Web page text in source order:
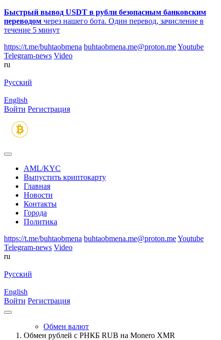
Быстрый вывод USDT в рубли безопасным банковским
переводом через нашего бота. Один перевод, зачисление в
течение 5 минут
https://t.me/buhtaobmena buhtaobmena.me@proton.meYoutube
Telegram-news Video
ru
Русский
English
Войти Регистрация
AML/KYC
Выпустить криптокарту
Главная
Новости
Контакты
Города
Политика
https://t.me/buhtaobmena buhtaobmena.me@proton.meYoutube
Telegram-news Video
ru
Русский
English
Войти Регистрация
Обмен валют
Обмен рублей с РНКБ RUB на Monero XMR